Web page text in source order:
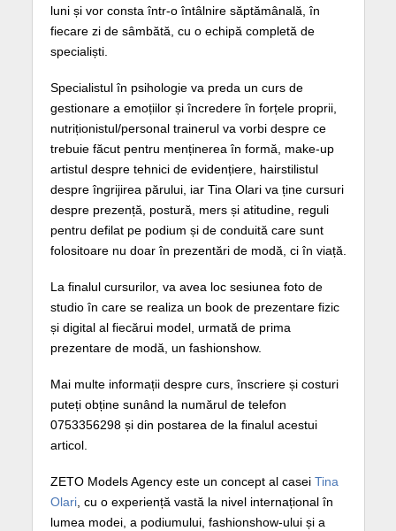
luni și vor consta într-o întâlnire săptămânală, în
fiecare zi de sâmbătă, cu o echipă completă de
specialiști.
Specialistul în psihologie va preda un curs de
gestionare a emoțiilor și încredere în forțele proprii,
nutriționistul/personal trainerul va vorbi despre ce
trebuie făcut pentru menținerea în formă, make-up
artistul despre tehnici de evidențiere, hairstilistul
despre îngrijirea părului, iar Tina Olari va ține cursuri
despre prezență, postură, mers și atitudine, reguli
pentru defilat pe podium și de conduită care sunt
folositoare nu doar în prezentări de modă, ci în viață.
La finalul cursurilor, va avea loc sesiunea foto de
studio în care se realiza un book de prezentare fizic
și digital al fiecărui model, urmată de prima
prezentare de modă, un fashionshow.
Mai multe informații despre curs, înscriere și costuri
puteți obține sunând la numărul de telefon
0753356298 și din postarea de la finalul acestui
articol.
ZETO Models Agency este un concept al casei Tina
Olari, cu o experiență vastă la nivel internațional în
lumea modei, a podiumului, fashionshow-ului și a